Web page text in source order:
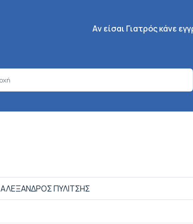
Κεντρική πλοήγηση
Aν είσαι Γιατρός κάνε
ΑΛΕΞΑΝΔΡΟΣ ΠΥΛΙΤΣΗΣ